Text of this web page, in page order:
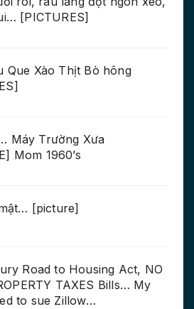
[PICTURES]
Que Xào Thịt Bò hông
Máy Trường Xưa
Mom 1960’s
[picture]
Road to Housing Act, NO
TAXES Bills… My
to sue Zillow…